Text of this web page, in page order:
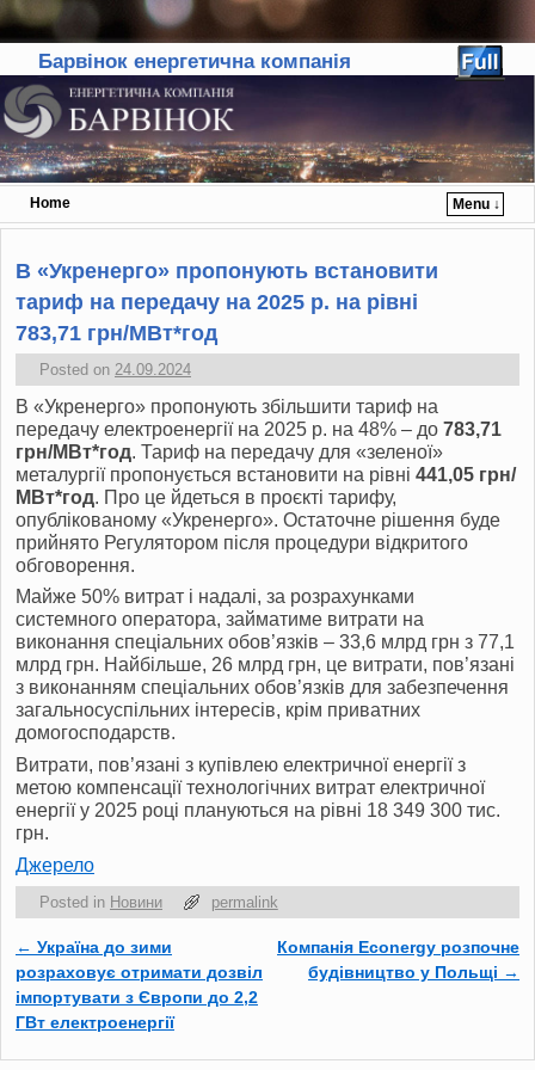
Барвінок енергетична компанія
Home
Menu ↓
Skip to primary content
Skip to secondary content
В «Укренерго» пропонують встановити
тариф на передачу на 2025 р. на рівні
783,71 грн/МВт*год
Posted on 24.09.2024
В «Укренерго» пропонують збільшити тариф на
передачу електроенергії на 2025 р. на 48% – до 783,71
грн/МВт*год. Тариф на передачу для «зеленої»
металургії пропонується встановити на рівні 441,05 грн/
МВт*год. Про це йдеться в проєкті тарифу,
опублікованому «Укренерго». Остаточне рішення буде
прийнято Регулятором після процедури відкритого
обговорення.
Майже 50% витрат і надалі, за розрахунками
системного оператора, займатиме витрати на
виконання спеціальних обов’язків – 33,6 млрд грн з 77,1
млрд грн. Найбільше, 26 млрд грн, це витрати, пов’язані
з виконанням спеціальних обов’язків для забезпечення
загальносуспільних інтересів, крім приватних
домогосподарств.
Витрати, пов’язані з купівлею електричної енергії з
метою компенсації технологічних витрат електричної
енергії у 2025 році плануються на рівні 18 349 300 тис.
грн.
Джерело
Posted in Новини permalink
Post navigation
← Україна до зими
розраховує отримати дозвіл
імпортувати з Європи до 2,2
ГВт електроенергії
Компанія Econergy розпочне
будівництво у Польщі →